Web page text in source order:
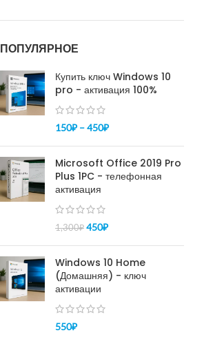
ПОПУЛЯРНОЕ
Купить ключ Windows 10
pro - активация 100%
150₽ –450₽
Microsoft Office 2019 Pro
Plus 1PC - телефонная
активация
1,300₽ 450₽
Windows 10 Home
(Домашняя) - ключ
активации
550₽